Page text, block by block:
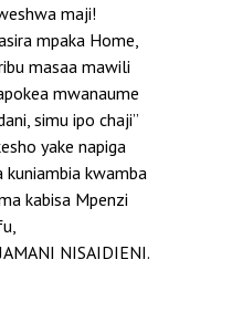
maji!
mpaka Home,
masaa mawili
mwanaume
simu ipo chaji”
yake napiga
kwamba
kabisa Mpenzi
NISAIDIENI.